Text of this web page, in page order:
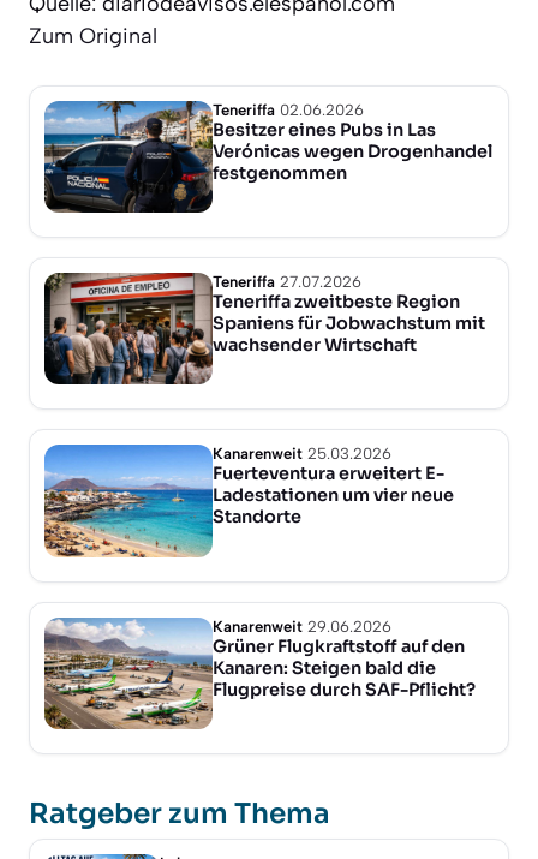
Zum Original
Teneriffa 02.06.2026
Besitzer eines Pubs in Las
Verónicas wegen Drogenhandel
festgenommen
Teneriffa 27.07.2026
Teneriffa zweitbeste Region
Spaniens für Jobwachstum mit
wachsender Wirtschaft
Kanarenweit 25.03.2026
Fuerteventura erweitert E-
Ladestationen um vier neue
Standorte
Kanarenweit 29.06.2026
Grüner Flugkraftstoff auf den
Kanaren: Steigen bald die
Flugpreise durch SAF-Pflicht?
Ratgeber zum Thema